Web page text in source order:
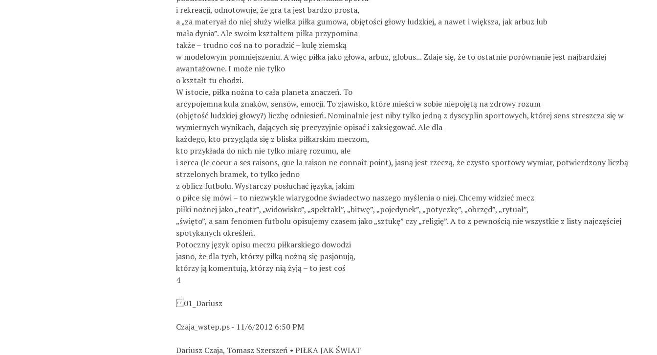
i rekreacji, odnotowuje, że gra ta jest bardzo prosta,
a „za materyał do niej służy wielka piłka gumowa, objętości głowy ludzkiej, a nawet i większa, jak arbuz lub
mała dynia”. Ale swoim kształtem piłka przypomina
także – trudno coś na to poradzić – kulę ziemską
w modelowym pomniejszeniu. A więc piłka jako głowa, arbuz, globus... Zdaje się, że to ostatnie porównanie jest najbardziej
awantażowne. I może nie tylko
o kształt tu chodzi.
W istocie, piłka nożna to cała planeta znaczeń. To
arcypojemna kula znaków, sensów, emocji. To zjawisko, które mieści w sobie niepojętą na zdrowy rozum
(objętość ludzkiej głowy?) liczbę odniesień. Nominalnie jest niby tylko jedną z dyscyplin sportowych, której sens streszcza się w
wymiernych wynikach, dających się precyzyjnie opisać i zaksięgować. Ale dla
każdego, kto przygląda się z bliska piłkarskim meczom,
kto przykłada do nich nie tylko miarę rozumu, ale
i serca (le coeur a ses raisons, que la raison ne connaît point), jasną jest rzeczą, że czysto sportowy wymiar, potwierdzony liczbą
strzelonych bramek, to tylko jedno
z oblicz futbolu. Wystarczy posłuchać języka, jakim
o piłce się mówi – to niezwykle wiarygodne świadectwo naszego myślenia o niej. Chcemy widzieć mecz
piłki nożnej jako „teatr”, „widowisko”, „spektakl”, „bitwę”, „pojedynek”, „potyczkę”, „obrzęd”, „rytuał”,
„święto”, a sam fenomen futbolu opisujemy czasem jako „sztukę” czy „religię”. A to z pewnością nie wszystkie z listy najczęściej
spotykanych określeń.
Potoczny język opisu meczu piłkarskiego dowodzi
jasno, że dla tych, którzy piłką nożną się pasjonują,
którzy ją komentują, którzy nią żyją – to jest coś
4
01_Dariusz
Czaja_wstep.ps - 11/6/2012 6:50 PM
Dariusz Czaja, Tomasz Szerszeń • PIŁKA JAK ŚWIAT